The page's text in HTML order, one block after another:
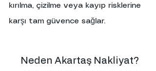
kırılma, çizilme veya kayıp risklerine
karşı tam güvence sağlar.
      Neden Akartaş Nakliyat?